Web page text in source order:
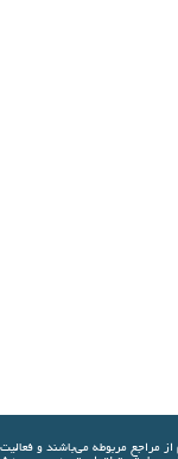
مراجع مربوطه مي‌باشند و